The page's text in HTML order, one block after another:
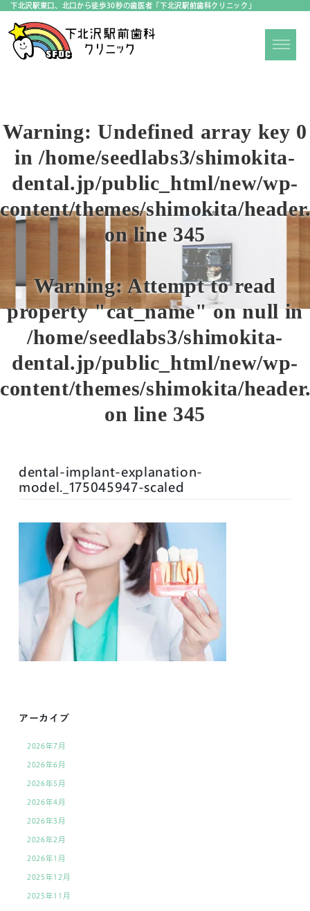
下北沢駅東口、北口から徒歩30秒の歯医者「下北沢駅前歯科クリニック」
Warning: Undefined array key 0
in/home/seedlabs3/shimokita-
dental.jp/public_html/new/wp-
content/themes/shimokita/
on line 345
Warning: Attempt to read
property "cat_name" on null in
/home/seedlabs3/shimokita-
dental.jp/public_html/new/wp-
content/themes/shimokita/
on line 345
dental-implant-explanation-
model._175045947-scaled
アーカイブ
2026年7月
2026年6月
2026年5月
2026年4月
2026年3月
2026年2月
2026年1月
2025年12月
2025年11月